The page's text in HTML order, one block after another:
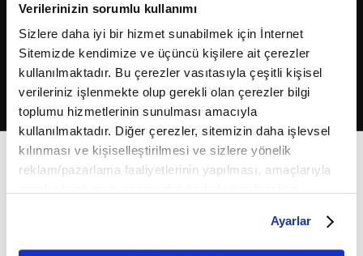
Verilerinizin sorumlu kullanımı
Sizlere daha iyi bir hizmet sunabilmek için İnternet
Sitemizde kendimize ve üçüncü kişilere ait çerezler
kullanılmaktadır. Bu çerezler vasıtasıyla çeşitli kişisel
verileriniz işlenmekte olup gerekli olan çerezler bilgi
toplumu hizmetlerinin sunulması amacıyla
kullanılmaktadır. Diğer çerezler, sitemizin daha işlevsel
kılınması ve kişiselleştirilmesi ve sizlere yönelik
reklam/pazarlama faaliyetlerinin yapılması, amaçlarıyla
belirleyebilirsiniz. Çerezlere ilişkin detaylı bilgi için
Ayarlar butonuna tıklayabilir,Çerez Bilgilendirme
Ayarlar
2026Fikriyat. Tüm hakları saklıdır.